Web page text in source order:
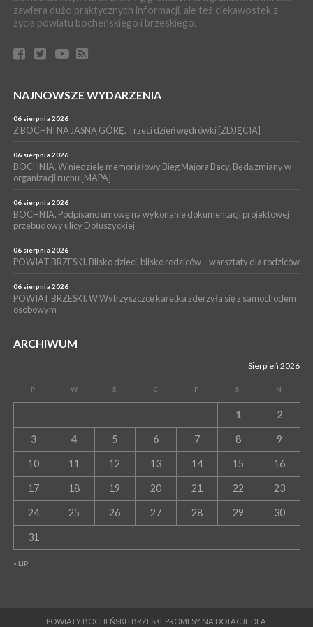
PIELGRZYMKA 2026
04 sierpnia 2026
Z BOCHNI NA JASNĄ GÓRĘ. Pierwszy dzień wędrówki
[ZDJĘCIA]
BRZESKO. Śledczy wyjaśniają, jak doszło do śmierci 32-letniego
WYDARZENIA
BOCHNIA. Rusza Gospelowe Lato. To będą cztery dni radosnej
muzyki [PROGRAM KONCERTÓW]
zawiera dużo praktycznych informacji, ale też ciekawostek z
życia powiatu bocheńskiego i brzeskiego.
NAJNOWSZE WYDARZENIA
06 sierpnia 2026
Z BOCHNI NA JASNĄ GÓRĘ. Trzeci dzień wędrówki [ZDJĘCIA]
06 sierpnia 2026
BOCHNIA. W niedzielę memoriałowy Bieg Majora Bacy. Będą zmiany w
organizacji ruchu [MAPA]
06 sierpnia 2026
BOCHNIA. Podpisano umowę na wykonanie dokumentacji projektowej
przebudowy ulicy Dołuszyckiej
06 sierpnia 2026
POWIAT BRZESKI. Blisko dzieci, blisko rodziców – warsztaty dla rodziców
06 sierpnia 2026
POWIAT BRZESKI. W Wytrzyszczce karetka zderzyła się z samochodem
osobowym
ARCHIWUM
Sierpień 2026
P W Ś C P S N
« LIP
1 2
3 4 5 6 7 8 9
10 11 12 13 14 15 16
17 18 19 20 21 22 23
24 25 26 27 28 29 30
31
POWIATY BOCHEŃSKI I BRZESKI. PROMESY NA DOTACJE DLA